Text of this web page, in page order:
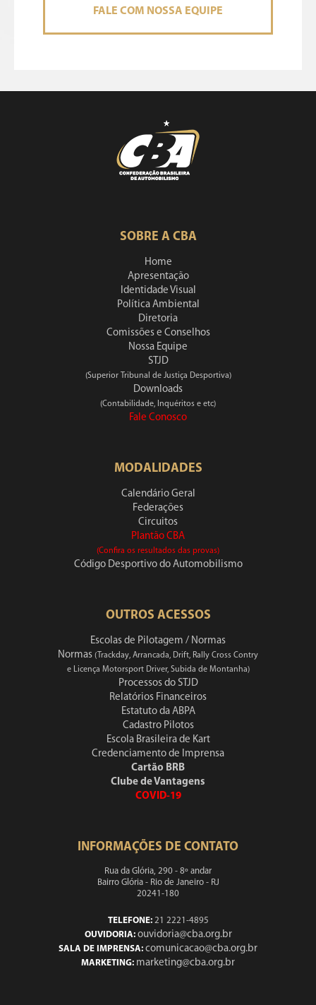
FALE COM NOSSA EQUIPE
SOBRE A CBA
Home
Apresentação
Identidade Visual
Política Ambiental
Diretoria
Comissões e Conselhos
Nossa Equipe
STJD
(Superior Tribunal de Justiça Desportiva)
Downloads
(Contabilidade, Inquéritos e etc)
Fale Conosco
MODALIDADES
Calendário Geral
Federações
Circuitos
Plantão CBA
(Confira os resultados das provas)
Código Desportivo do Automobilismo
OUTROS ACESSOS
Escolas de Pilotagem / Normas
Normas (Trackday, Arrancada, Drift, Rally Cross Contry
e Licença Motorsport Driver, Subida de Montanha)
Processos do STJD
Relatórios Financeiros
Estatuto da ABPA
Cadastro Pilotos
Escola Brasileira de Kart
Credenciamento de Imprensa
Cartão BRB
Clube de Vantagens
COVID-19
INFORMAÇÕES DE CONTATO
Rua da Glória, 290 - 8º andar
Bairro Glória - Rio de Janeiro - RJ
20241-180
TELEFONE:21 2221-4895
OUVIDORIA: ouvidoria@cba.org.br
SALA DE IMPRENSA: comunicacao@cba.org.br
MARKETING: marketing@cba.org.br